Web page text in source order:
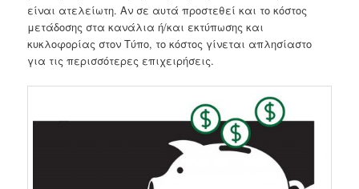
είναι ατελείωτη. Αν σε αυτά προστεθεί και το κόστος
μετάδοσης στα κανάλια ή/και εκτύπωσης και
κυκλοφορίας στον Τύπο, το κόστος γίνεται απλησίαστο
για τις περισσότερες επιχειρήσεις.